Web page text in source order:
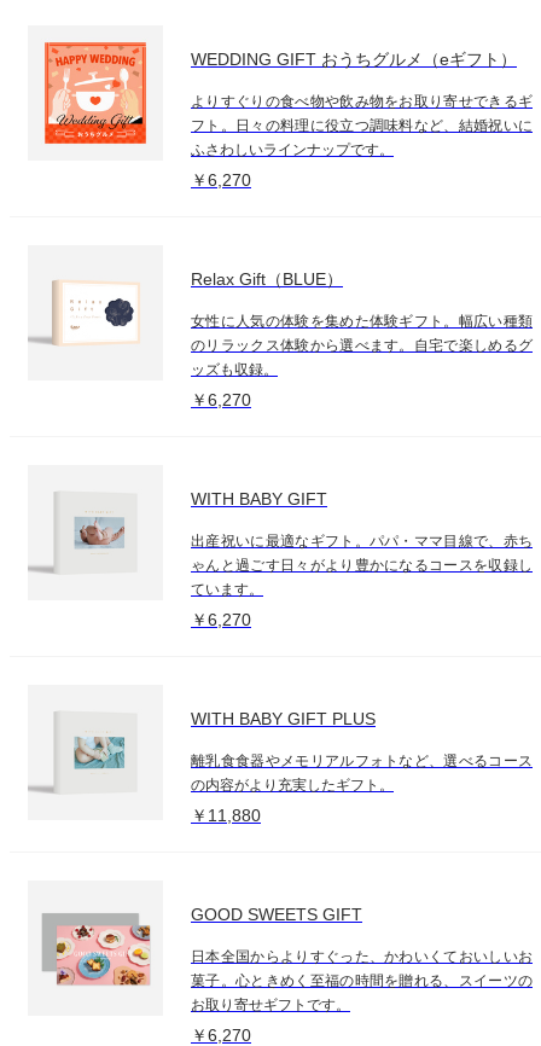
WEDDING GIFT おうちグルメ（eギフト）
よりすぐりの食べ物や飲み物をお取り寄せできるギ
フト。日々の料理に役立つ調味料など、結婚祝いに
ふさわしいラインナップです。
￥6,270
Relax Gift（BLUE）
女性に人気の体験を集めた体験ギフト。幅広い種類
のリラックス体験から選べます。自宅で楽しめるグ
ッズも収録。
￥6,270
WITH BABY GIFT
出産祝いに最適なギフト。パパ・ママ目線で、赤ち
ゃんと過ごす日々がより豊かになるコースを収録し
ています。
￥6,270
WITH BABY GIFT PLUS
離乳食食器やメモリアルフォトなど、選べるコース
の内容がより充実したギフト。
￥11,880
GOOD SWEETS GIFT
日本全国からよりすぐった、かわいくておいしいお
菓子。心ときめく至福の時間を贈れる、スイーツの
お取り寄せギフトです。
￥6,270